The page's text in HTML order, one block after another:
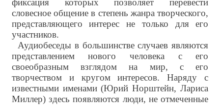
фиксация которых позволяет перевести
словесное общение в степень жанра творческого,
представляющего интерес не только для его
участников.
Аудиобеседы в большинстве случаев являются
представлением нового человека с его
своеобразным взглядом на мир, с его
творчеством и кругом интересов. Наряду с
известными именами (Юрий Норштейн, Лариса
Миллер) здесь появляются люди, не отмеченные